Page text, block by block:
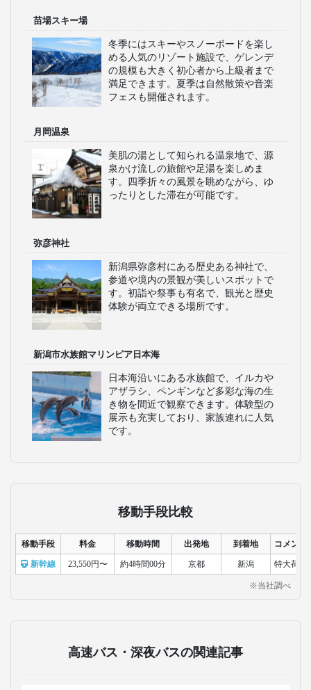
苗場スキー場
冬季にはスキーやスノーボードを楽し
める人気のリゾート施設で、ゲレンデ
の規模も大きく初心者から上級者まで
満足できます。夏季は自然散策や音楽
フェスも開催されます。
月岡温泉
美肌の湯として知られる温泉地で、源
泉かけ流しの旅館や足湯を楽しめま
す。四季折々の風景を眺めながら、ゆ
ったりとした滞在が可能です。
弥彦神社
新潟県弥彦村にある歴史ある神社で、
参道や境内の景観が美しいスポットで
す。初詣や祭事も有名で、観光と歴史
体験が両立できる場所です。
新潟市水族館マリンピア日本海
日本海沿いにある水族館で、イルカや
アザラシ、ペンギンなど多彩な海の生
き物を間近で観察できます。体験型の
展示も充実しており、家族連れに人気
です。
移動手段比較
移動手段 料金 移動時間 出発地 到着地 コメント
新幹線 23,550円〜 約4時間00分 京都 新潟 特大荷物
※当社調べ
高速バス・深夜バスの関連記事